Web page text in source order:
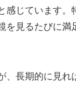
感じています。
を見るたびに満
、長期的に見れ